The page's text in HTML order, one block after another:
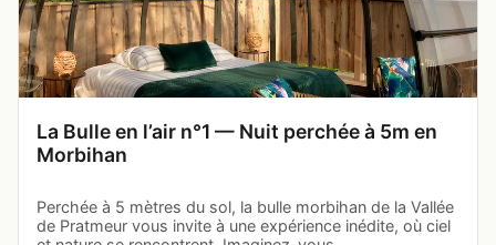
La Bulle en l’air n°1 — Nuit perchée à 5m en
Morbihan
Perchée à 5 mètres du sol, la bulle morbihan de la Vallée
de Pratmeur vous invite à une expérience inédite, où ciel